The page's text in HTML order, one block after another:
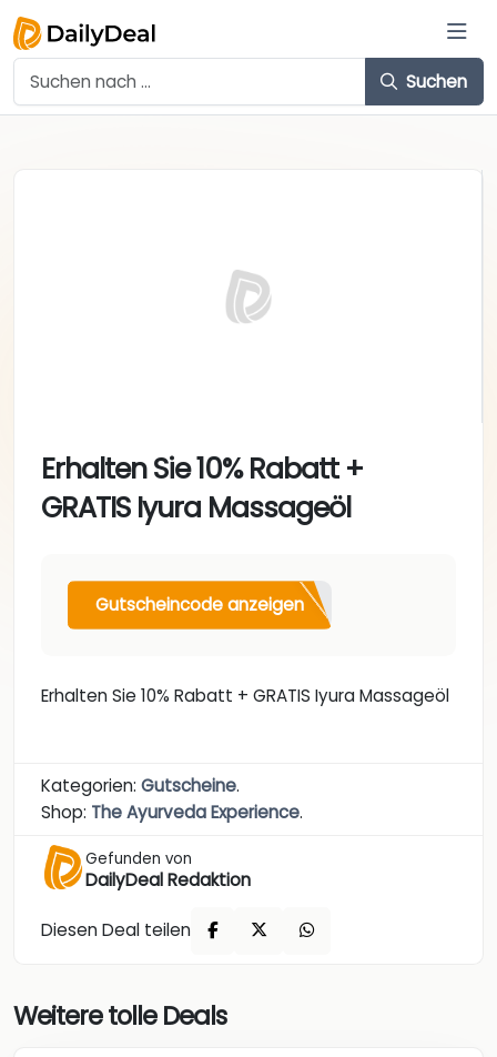
Suchen
Erhalten Sie 10% Rabatt +
GRATIS Iyura Massageöl
Gutscheincode anzeigen
Erhalten Sie 10% Rabatt + GRATIS Iyura Massageöl
Kategorien: Gutscheine.
Shop: The Ayurveda Experience.
Gefunden von
DailyDeal Redaktion
Diesen Deal teilen
Weitere tolle Deals